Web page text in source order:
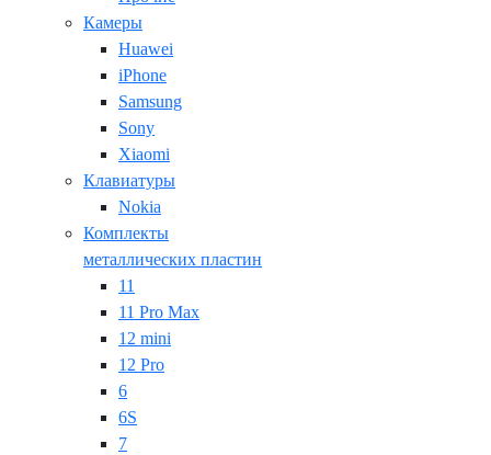
Камеры
Huawei
iPhone
Samsung
Sony
Xiaomi
Клавиатуры
Nokia
Комплекты
металлических пластин
11
11 Pro Max
12 mini
12 Pro
6
6S
7